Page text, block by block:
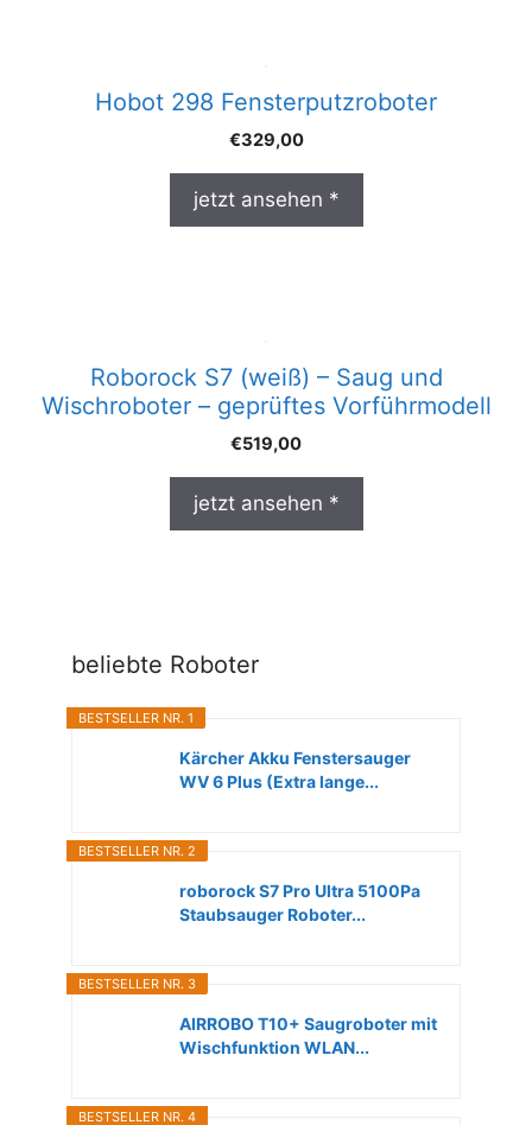
Hobot 298 Fensterputzroboter
€329,00
jetzt ansehen *
Roborock S7 (weiß) – Saug und
Wischroboter – geprüftes Vorführmodell
€519,00
jetzt ansehen *
beliebte Roboter
BESTSELLER NR. 1
Kärcher Akku Fenstersauger
WV 6 Plus (Extra lange...
BESTSELLER NR. 2
roborock S7 Pro Ultra 5100Pa
Staubsauger Roboter...
BESTSELLER NR. 3
AIRROBO T10+ Saugroboter mit
Wischfunktion WLAN...
BESTSELLER NR. 4